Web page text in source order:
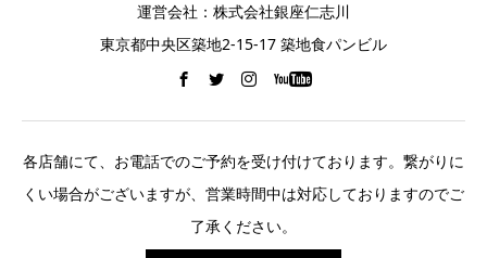
運営会社：株式会社銀座仁志川
東京都中央区築地2-15-17 築地食パンビル
各店舗にて、お電話でのご予約を受け付けております。繋がりに
くい場合がございますが、営業時間中は対応しておりますのでご
了承ください。